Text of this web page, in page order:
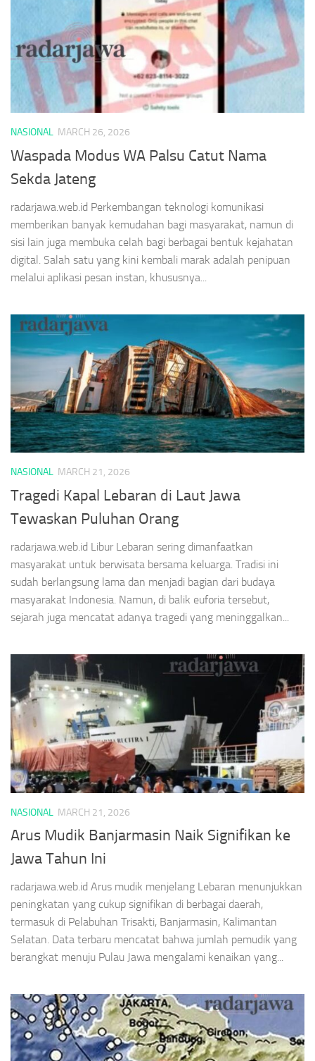
NASIONAL MARCH 26, 2026
Waspada Modus WA Palsu Catut Nama
Sekda Jateng
radarjawa.web.id Perkembangan teknologi komunikasi
memberikan banyak kemudahan bagi masyarakat, namun di
sisi lain juga membuka celah bagi berbagai bentuk kejahatan
digital. Salah satu yang kini kembali marak adalah penipuan
melalui aplikasi pesan instan, khususnya...
NASIONAL MARCH 21, 2026
Tragedi Kapal Lebaran di Laut Jawa
Tewaskan Puluhan Orang
radarjawa.web.id Libur Lebaran sering dimanfaatkan
masyarakat untuk berwisata bersama keluarga. Tradisi ini
sudah berlangsung lama dan menjadi bagian dari budaya
masyarakat Indonesia. Namun, di balik euforia tersebut,
sejarah juga mencatat adanya tragedi yang meninggalkan...
NASIONAL MARCH 21, 2026
Arus Mudik Banjarmasin Naik Signifikan ke
Jawa Tahun Ini
radarjawa.web.id Arus mudik menjelang Lebaran menunjukkan
peningkatan yang cukup signifikan di berbagai daerah,
termasuk di Pelabuhan Trisakti, Banjarmasin, Kalimantan
Selatan. Data terbaru mencatat bahwa jumlah pemudik yang
berangkat menuju Pulau Jawa mengalami kenaikan yang...